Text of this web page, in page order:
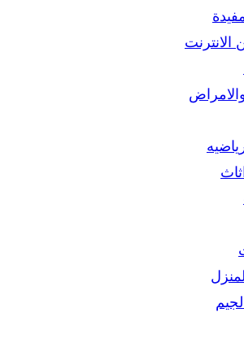
الانترنت